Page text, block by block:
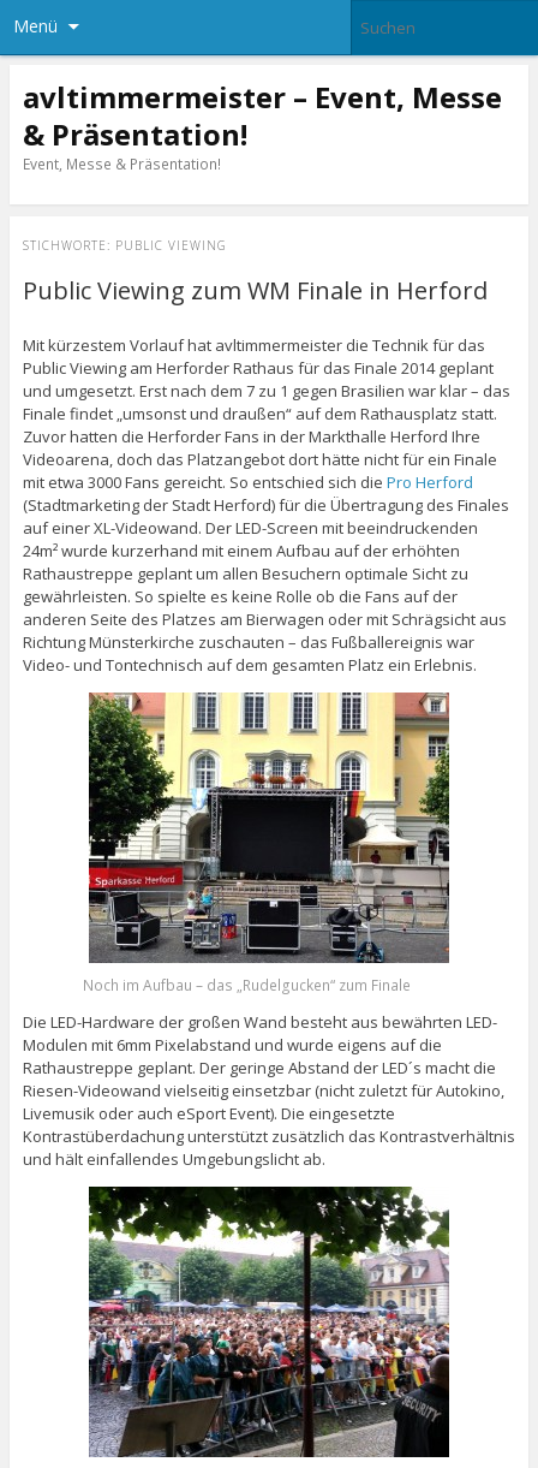
Menü
avltimmermeister – Event, Messe
& Präsentation!
Event, Messe & Präsentation!
STICHWORTE: PUBLIC VIEWING
Public Viewing zum WM Finale in Herford
Mit kürzestem Vorlauf hat avltimmermeister die Technik für das
Public Viewing am Herforder Rathaus für das Finale 2014 geplant
und umgesetzt. Erst nach dem 7 zu 1 gegen Brasilien war klar – das
Finale findet „umsonst und draußen“ auf dem Rathausplatz statt.
Zuvor hatten die Herforder Fans in der Markthalle Herford Ihre
Videoarena, doch das Platzangebot dort hätte nicht für ein Finale
mit etwa 3000 Fans gereicht. So entschied sich die Pro Herford
(Stadtmarketing der Stadt Herford) für die Übertragung des Finales
auf einer XL-Videowand. Der LED-Screen mit beeindruckenden
24m² wurde kurzerhand mit einem Aufbau auf der erhöhten
Rathaustreppe geplant um allen Besuchern optimale Sicht zu
gewährleisten. So spielte es keine Rolle ob die Fans auf der
anderen Seite des Platzes am Bierwagen oder mit Schrägsicht aus
Richtung Münsterkirche zuschauten – das Fußballereignis war
Video- und Tontechnisch auf dem gesamten Platz ein Erlebnis.
Noch im Aufbau – das „Rudelgucken“ zum Finale
Die LED-Hardware der großen Wand besteht aus bewährten LED-
Modulen mit 6mm Pixelabstand und wurde eigens auf die
Rathaustreppe geplant. Der geringe Abstand der LED´s macht die
Riesen-Videowand vielseitig einsetzbar (nicht zuletzt für Autokino,
Livemusik oder auch eSport Event). Die eingesetzte
Kontrastüberdachung unterstützt zusätzlich das Kontrastverhältnis
und hält einfallendes Umgebungslicht ab.